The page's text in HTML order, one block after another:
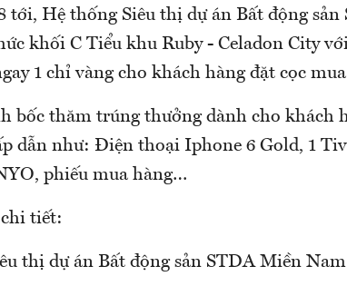
tới, Hệ thống Siêu thị dự án Bất động
khối C Tiểu khu Ruby - Celadon City
1 chỉ vàng cho khách hàng đặt cọc
bốc thăm trúng thưởng dành cho khách
dẫn như: Điện thoại Iphone 6 Gold, 1
phiếu mua hàng…
tiết:
thị dự án Bất động sản STDA Miền Nam